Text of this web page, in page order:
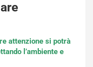
attenzione si potrà
l’ambiente e